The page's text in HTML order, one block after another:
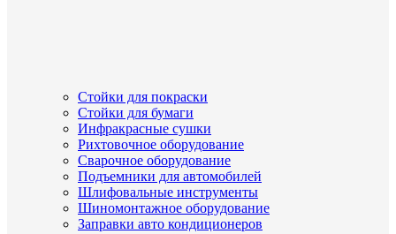
Стойки для покраски
Стойки для бумаги
Инфракрасные сушки
Рихтовочное оборудование
Сварочное оборудование
Подъемники для автомобилей
Шлифовальные инструменты
Шиномонтажное оборудование
Заправки авто кондиционеров